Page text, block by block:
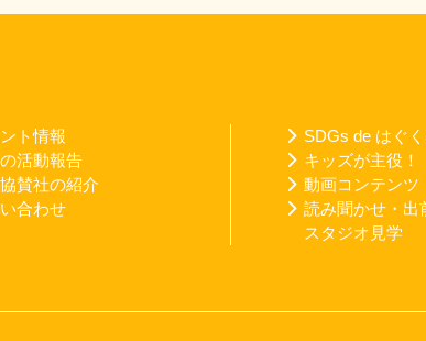
ト情報
活動報告
賛社の紹介
合わせ
SDGs de はぐ
キッズが主役！
動画コンテンツ
読み聞かせ・出
スタジオ見学